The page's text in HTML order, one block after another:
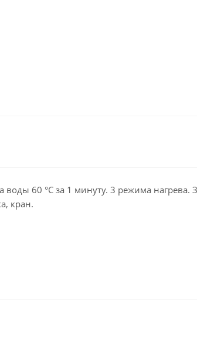
60 °С за 1 минуту. 3 режима нагрева.
кран.